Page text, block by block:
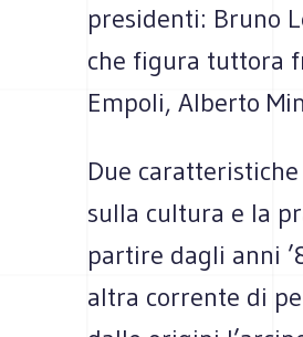
presidenti: Bruno
che figura tuttora
Empoli, Alberto
Due
sulla cultura e la
partire dagli anni
altra corrente di